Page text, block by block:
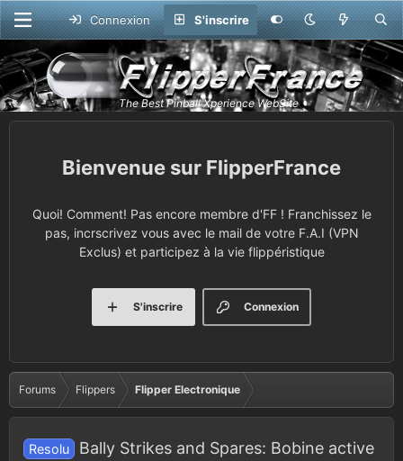
Connexion S'inscrire
FlipperFrance
Quoi! Comment! Pas encore membre d'FF ! Franchissez le
pas, incrscrivez vous avec le mail de votre F.A.I (VPN
Exclus) et participez à la vie flippéristique
Connexion
S'inscrire
Forums Flippers Flipper Electronique
Resolu
Bally Strikes and Spares: Bobine active